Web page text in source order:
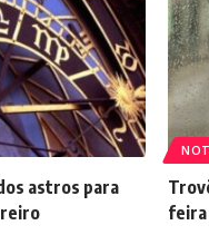
astros para
feira